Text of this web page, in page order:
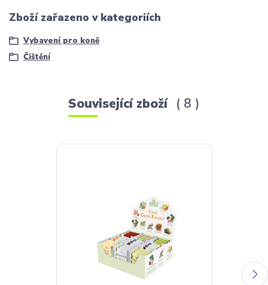
Zboží zařazeno v kategoriích
Vybavení pro koně
Čištění
Související zboží 8